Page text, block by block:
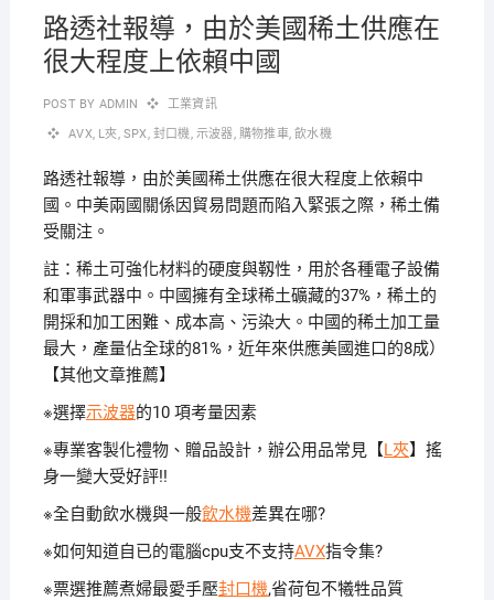
路透社報導，由於美國稀土供應在
很大程度上依賴中國
POST BY ADMIN 工業資訊
AVX, L夾, SPX, 封口機,示波器, 購物推車,飲水機
路透社報導，由於美國稀土供應在很大程度上依賴中
國。 中美兩國關係因貿易問題而陷入緊張之際，稀土備
受關注。
註：稀土可強化材料的硬度與靱性，用於各種電子設備
和軍事武器中。 中國擁有全球稀土礦藏的37%，稀土的
開採和加工困難、成本高、污染大。 中國的稀土加工量
最大，產量佔全球的81%，近年來供應美國進口的8成）
【其他文章推薦】
※選擇示波器的10 項考量因素
※專業客製化禮物、贈品設計，辦公用品常見【L夾】搖
身一變大受好評!!
※全自動飲水機與一般飲水機差異在哪?
※如何知道自已的電腦cpu支不支持AVX指令集?
※票選推薦煮婦最愛手壓封口機,省荷包不犧牲品質